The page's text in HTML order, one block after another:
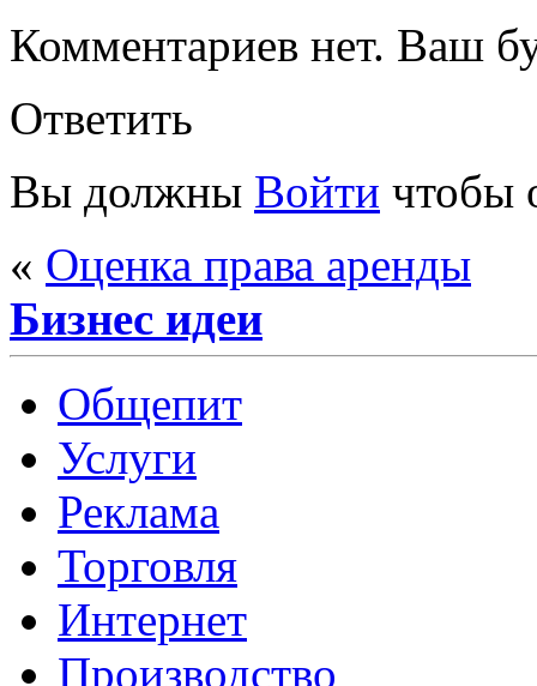
Комментариев нет. Ваш
Ответить
Вы должны Войти чтобы
« Оценка права аренды
Бизнес идеи
Общепит
Услуги
Реклама
Торговля
Интернет
Производство